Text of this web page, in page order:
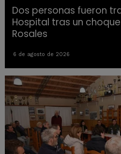
Dos personas fueron
Hospital tras un
Rosales
6 de agosto de 2026